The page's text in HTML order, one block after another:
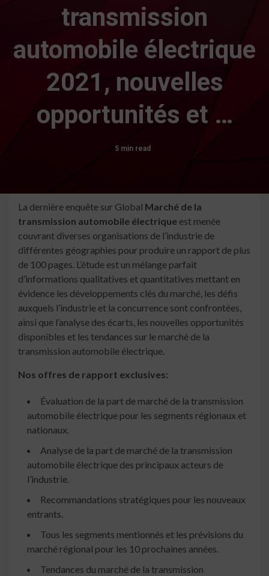
transmission
automobile électrique
2021, nouvelles
opportunités et …
5 min read
La dernière enquête sur Global Marché de la
transmission automobile électrique est menée
couvrant diverses organisations de l’industrie de
différentes géographies pour produire un rapport de plus
de 100 pages. L’étude est un mélange parfait
d’informations qualitatives et quantitatives mettant en
évidence les développements clés du marché, les défis
auxquels l’industrie et la concurrence sont confrontées,
ainsi que l’analyse des écarts, les nouvelles opportunités
disponibles et les tendances sur le marché de la
transmission automobile électrique.
Nos offres de rapport exclusives:
Évaluation de la part de marché de la transmission
automobile électrique pour les segments régionaux et
nationaux.
Analyse de la part de marché de la transmission
automobile électrique des principaux acteurs de
l’industrie.
Recommandations stratégiques pour les nouveaux
entrants.
Tous les segments mentionnés et les prévisions du
marché régional pour les 10 prochaines années.
Tendances du marché de la transmission